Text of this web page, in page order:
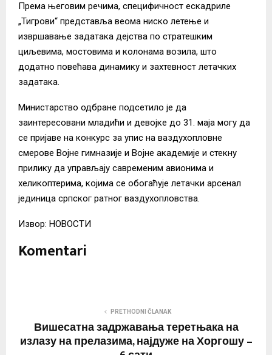
Према његовим речима, специфичност ескадриле
„Тигрови“ представља веома ниско летење и
извршавање задатака дејства по стратешким
циљевима, мостовима и колонама возила, што
додатно повећава динамику и захтевност летачких
задатака.
Министарство одбране подсетило је да
заинтересовани младићи и девојке до 31. маја могу да
се пријаве на конкурс за упис на ваздухопловне
смерове Војне гимназије и Војне академије и стекну
прилику да управљају савременим авионима и
хеликоптерима, којима се обогаћује летачки арсенал
јединица српског ратног ваздухопловства.
Извор: НОВОСТИ
Komentari
PRETHODNI ČLANAK
Вишесатна задржавања теретњака на
излазу на прелазима, најдуже на Хоргошу –